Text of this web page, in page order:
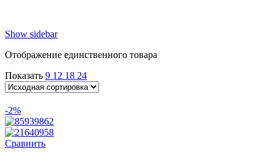
1
1
1
для Jaguar
1
для Land Rover
1
Show sidebar
Отображение единственного товара
Показать 9 12 18 24
-2%
Сравнить